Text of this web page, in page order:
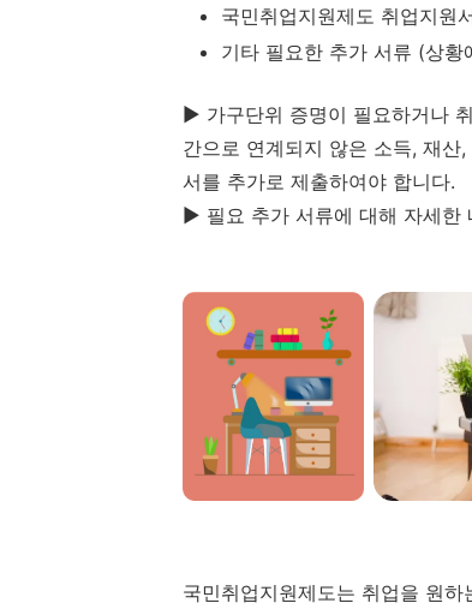
국민취업지원제도 취업지원
기타 필요한 추가 서류 (상황
▶ 가구단위 증명이 필요하거나
간으로 연계되지 않은 소득, 재
서를 추가로 제출하여야 합니다.
▶ 필요 추가 서류에 대해 자세한
국민취업지원제도는 취업을 원